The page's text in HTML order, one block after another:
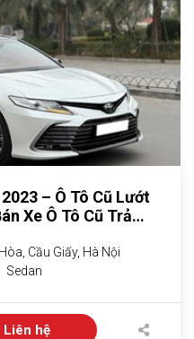
– Ô Tô Cũ Lướt
Xe Ô Tô Cũ Trả
Cầu Giấy, Hà Nội
Sedan
Liên hệ